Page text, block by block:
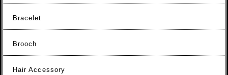
Bracelet
Brooch
Hair Accessory